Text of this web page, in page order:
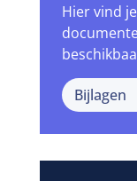
Hier vind
Bijlagen